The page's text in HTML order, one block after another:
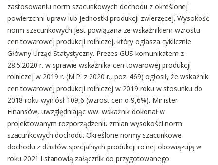
zastosowaniu norm szacunkowych dochodu z określonej
powierzchni upraw lub jednostki produkcji zwierzęcej. Wysokość
norm szacunkowych jest powiązana ze wskaźnikiem wzrostu
cen towarowej produkcji rolniczej, który ogłasza cyklicznie
Główny Urząd Statystyczny. Prezes GUS komunikatem z
28.5.2020 r. w sprawie wskaźnika cen towarowej produkcji
rolniczej w 2019 r. (M.P. z 2020 r., poz. 469) ogłosił, że wskaźnik
cen towarowej produkcji rolniczej w 2019 roku w stosunku do
2018 roku wyniósł 109,6 (wzrost cen o 9,6%). Minister
Finansów, uwzględniając ww. wskaźnik dokonał w
projektowanym rozporządzeniu zmian wysokości norm
szacunkowych dochodu. Określone normy szacunkowe
dochodu z działów specjalnych produkcji rolnej obowiązują w
roku 2021 i stanowią załącznik do przygotowanego